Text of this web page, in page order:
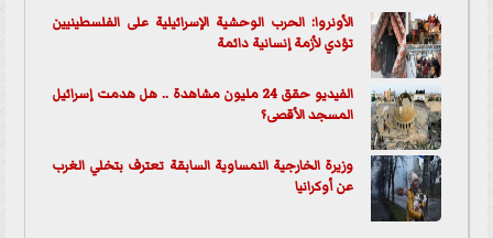
الأونروا: الحرب الوحشية الإسرائيلية على الفلسطينيين
تؤدي لأزمة إنسانية دائمة
الفيديو حقق 24 مليون مشاهدة .. هل هدمت إسرائيل
المسجد الأقصى؟
وزيرة الخارجية النمساوية السابقة تعترف بتخلي الغرب
عن أوكرانيا